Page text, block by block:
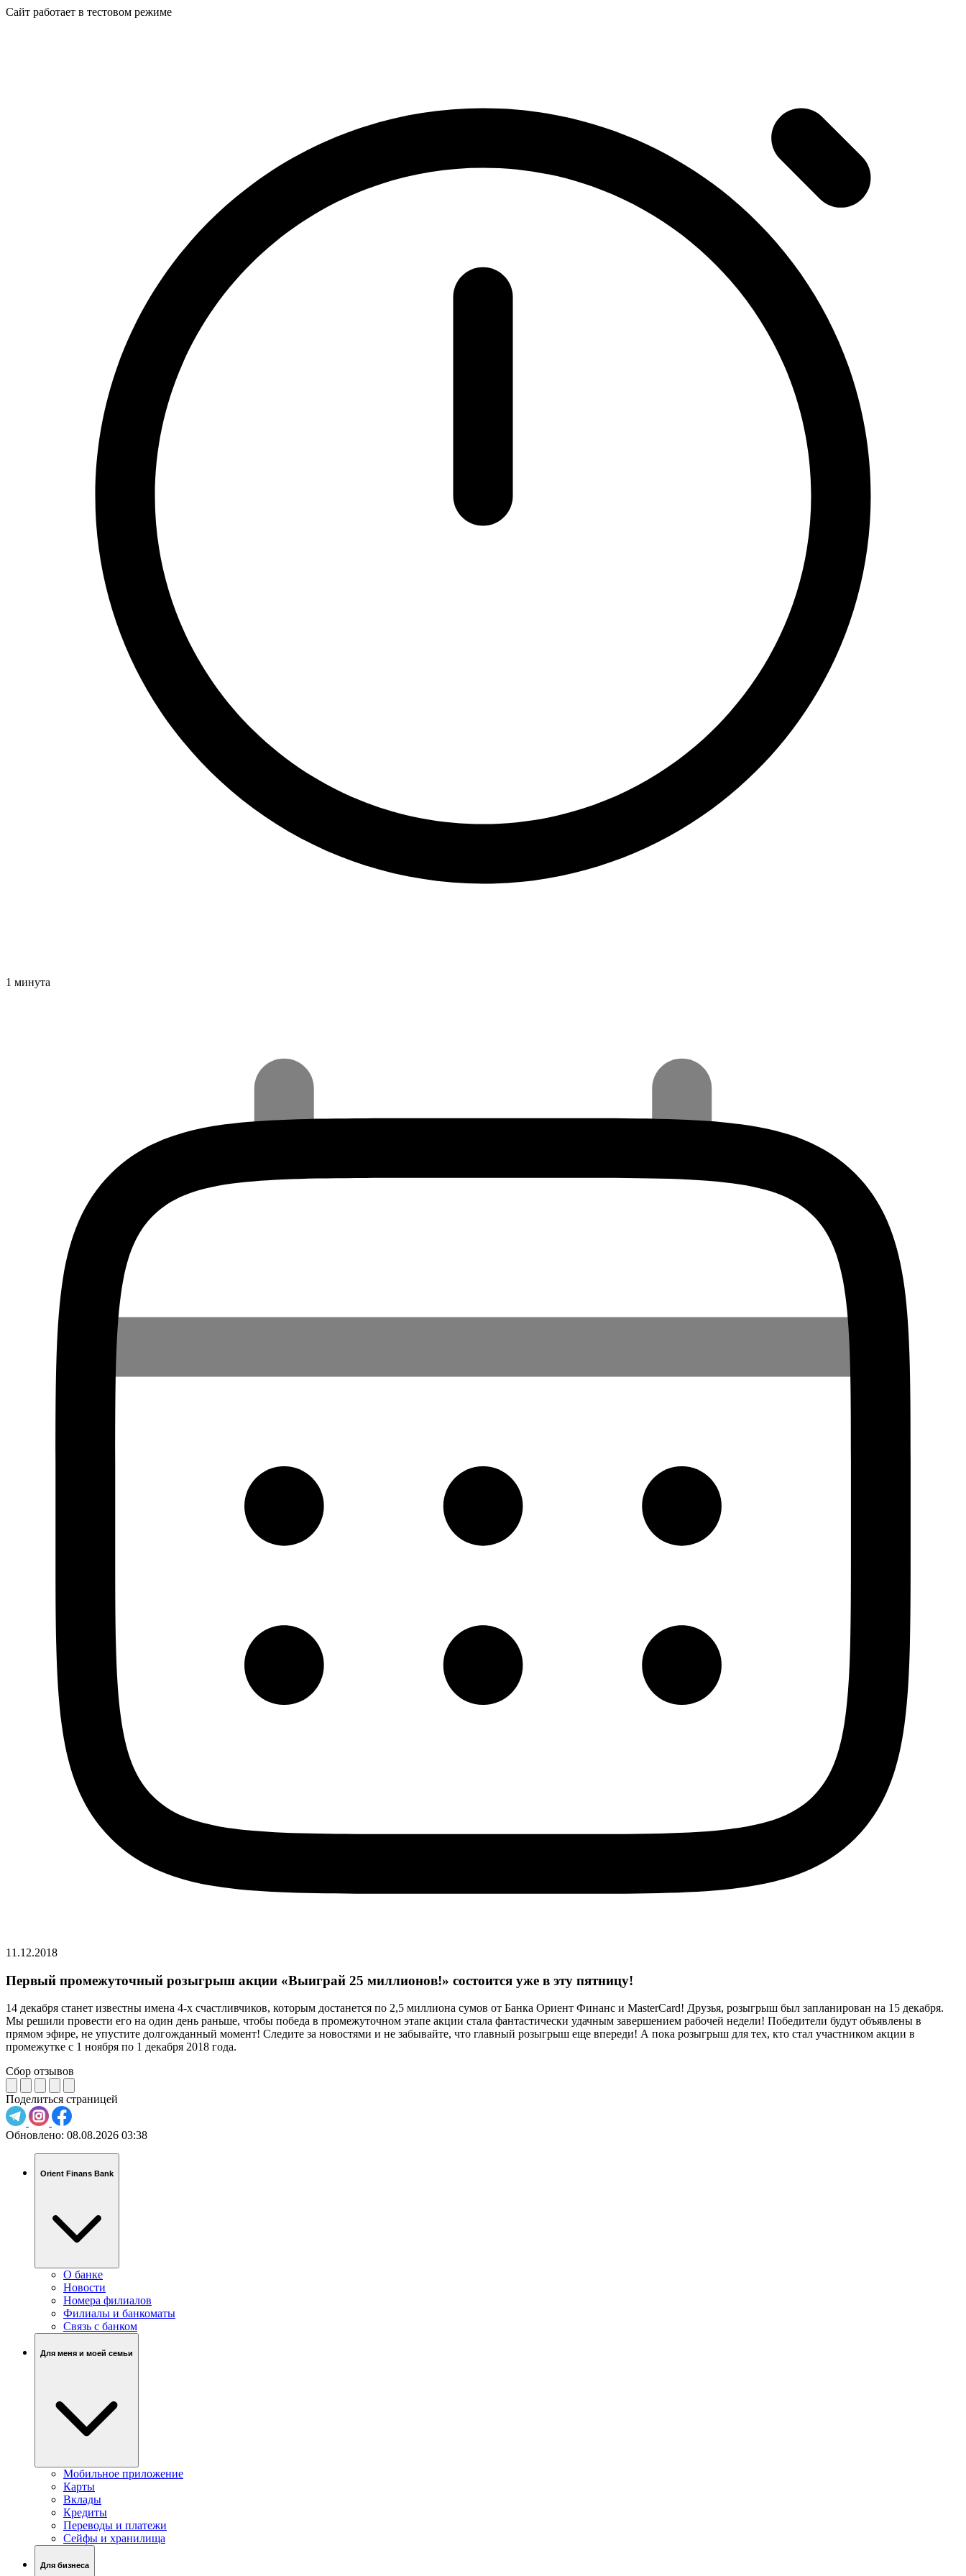
Сайт работает в тестовом режиме
1 минута
11.12.2018
Первый промежуточный розыгрыш акции «Выиграй 25 миллионов!» состоится уже в эту пятницу!
14 декабря станет известны имена 4-х счастливчиков, которым достанется по 2,5 миллиона сумов от Банка Ориент Финанс и MasterCard! Друзья, розыгрыш был запланирован на 15 декабря.
Мы решили провести его на один день раньше, чтобы победа в промежуточном этапе акции стала фантастически удачным завершением рабочей недели! Победители будут объявлены в
прямом эфире, не упустите долгожданный момент! Следите за новостями и не забывайте, что главный розыгрыш еще впереди! А пока розыгрыш для тех, кто стал участником акции в
промежутке с 1 ноября по 1 декабря 2018 года.
Сбор отзывов
Поделиться страницей
Обновлено: 08.08.2026 03:38
Orient Finans Bank
О банке
Новости
Номера филиалов
Филиалы и банкоматы
Связь c банком
Для меня и моей семьи
Мобильное приложение
Карты
Вклады
Кредиты
Переводы и платежи
Сейфы и хранилища
Для бизнеса